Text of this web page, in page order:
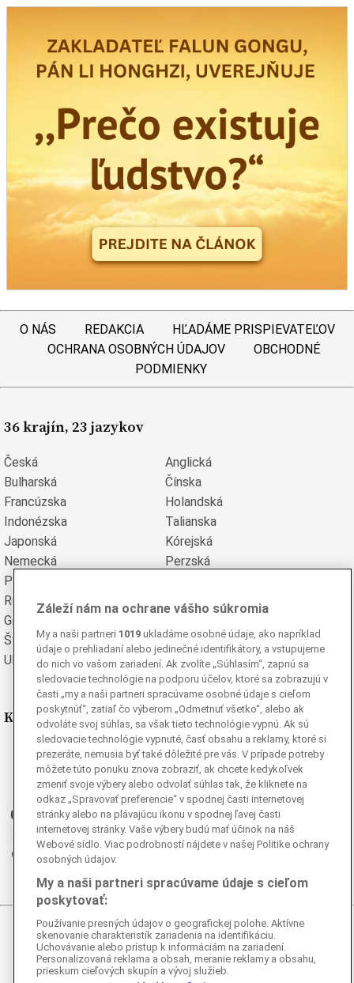
O NÁS REDAKCIA
HĽADÁME PRISPIEVATEĽOV
OCHRANA OSOBNÝCH ÚDAJOV
OBCHODNÉ
PODMIENKY
36 krajín, 23 jazykov
Česká
Anglická
Bulharská
Čínska
Francúzska
Holandská
Indonézska
Talianska
Japonská
Kórejská
Nemecká
Perzská
Poľská
Rumunská
Ruská
Grécka
Švédska
Turecká
Ukrajinská
Vietnamská
Kde nás nájdete
Facebook
Instagram
Ganjing
Youtube
Twitter
Telegram
© 2026 Epoch Times Slovensko
Všetky práva vyhradené. Publikovanie alebo ďalšie šírenie
Záleží nám na ochrane vášho súkromia
My a naši partneri 1019 ukladáme osobné údaje, ako napríklad
údaje o prehliadaní alebo jedinečné identifikátory, a vstupujeme
do nich vo vašom zariadení. Ak zvolíte „Súhlasím“, zapnú sa
sledovacie technológie na podporu účelov, ktoré sa zobrazujú v
časti „my a naši partneri spracúvame osobné údaje s cieľom
poskytnúť“, zatiaľ čo výberom „Odmetnuť všetko“, alebo ak
odvoláte svoj súhlas, sa však tieto technológie vypnú. Ak sú
sledovacie technológie vypnuté, časť obsahu a reklamy, ktoré si
prezeráte, nemusia byť také dôležité pre vás. V prípade potreby
môžete túto ponuku znova zobraziť, ak chcete kedykoľvek
zmeniť svoje výbery alebo odvolať súhlas tak, že kliknete na
odkaz „Spravovať preferencie“ v spodnej časti internetovej
stránky alebo na plávajúcu ikonu v spodnej ľavej časti
internetovej stránky. Vaše výbery budú mať účinok na náš
Webové sídlo. Viac podrobností nájdete v našej Politike ochrany
osobných údajov.
My a naši partneri spracúvame údaje s cieľom
poskytovať:
Používanie presných údajov o geografickej polohe. Aktívne
skenovanie charakteristík zariadenia na identifikáciu.
Uchovávanie alebo prístup k informáciám na zariadení.
Personalizovaná reklama a obsah, meranie reklamy a obsahu,
prieskum cieľových skupín a vývoj služieb.